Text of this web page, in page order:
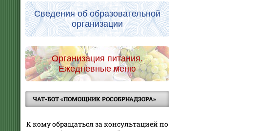
Сведения об образовательной
организации
Организация питания.
Ежедневные меню
ЧАТ-БОТ «ПОМОЩНИК РОСОБРНАДЗОРА»
К кому обращаться за консультацией по